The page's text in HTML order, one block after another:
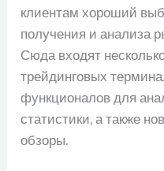
клиентам хороший
получения и анализа
Сюда входят
трейдинговых
функционалов для
статистики, а также
обзоры.